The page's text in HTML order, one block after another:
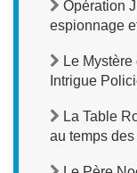
Opération
espionnage
Le
Intrigue
La Table
au temps